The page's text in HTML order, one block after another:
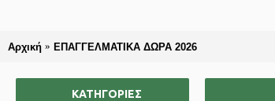
Αρχική ΕΠΑΓΓΕΛΜΑΤΙΚΑ ΔΩΡΑ 2026
ΚΑΤΗΓΟΡΊΕΣ